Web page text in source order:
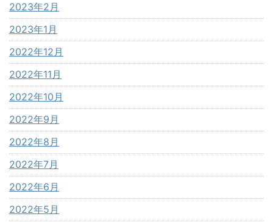
2023年2月
2023年1月
2022年12月
2022年11月
2022年10月
2022年9月
2022年8月
2022年7月
2022年6月
2022年5月